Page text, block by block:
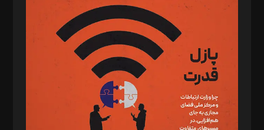
د‌بیر پیوست جهان: مینا پاکدل
د‌بیر تحریریه آنلاین: بابک نقاش
تحریریه‌: مجتبی محمود‌ی، آرش برهمند، یسنا امان‌پور، سروش کرمیان،
مصطفی مسجدی آرانی، ابوالفضل رجبی، زهرا فکرانه، فائزه فتحی
رستمی،مصطفی باستان
ویرایش: نگار استاد‌‌آقا
طراح یونیفرم: مجید توکلی
فیلمبرداری و عکاسی: امیر شفیعی، مانی لطفی زاده